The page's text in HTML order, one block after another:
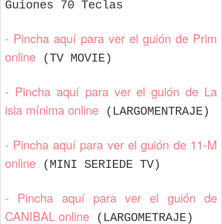
Guiones 70 Teclas
- Pincha aquí para ver el guión de Prim
online (TV MOVIE)
- Pincha aquí para ver el guión de La
isla mínima online (LARGOMENTRAJE)
- Pincha aquí para ver el guión de 11-M
online (MINI SERIEDE TV)
- Pincha aquí para ver el guión de
CANIBAL online (LARGOMETRAJE)